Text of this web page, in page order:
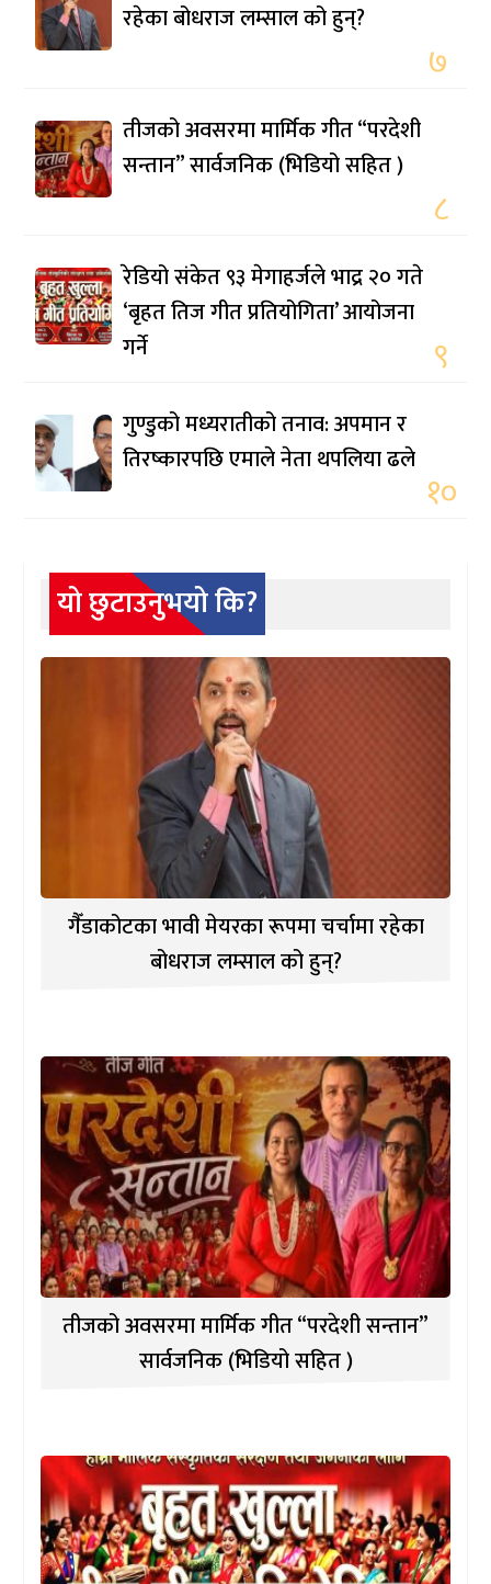
रहेका बोधराज लम्साल को हुन्?
७
तीजको अवसरमा मार्मिक गीत “परदेशी
सन्तान” सार्वजनिक (भिडियो सहित )
८
रेडियो संकेत ९३ मेगाहर्जले भाद्र २० गते
‘बृहत तिज गीत प्रतियोगिता’ आयोजना
गर्ने
९
गुण्डुको मध्यरातीको तनाव: अपमान र
तिरष्कारपछि एमाले नेता थपलिया ढले
१०
यो छुटाउनुभयो कि?
गैँडाकोटका भावी मेयरका रूपमा चर्चामा रहेका
बोधराज लम्साल को हुन्?
तीजको अवसरमा मार्मिक गीत “परदेशी सन्तान”
सार्वजनिक (भिडियो सहित )